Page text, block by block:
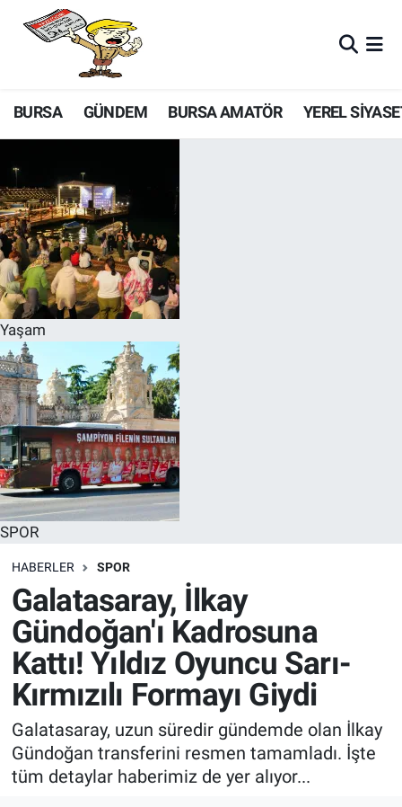
BURSA GÜNDEM BURSA AMATÖR YEREL
Yaşam
SPOR
HABERLER SPOR
Galatasaray, İlkay
Gündoğan'ı Kadrosuna
Kattı! Yıldız Oyuncu Sarı-
Kırmızılı Formayı Giydi
Galatasaray, uzun süredir gündemde olan İlkay
Gündoğan transferini resmen tamamladı. İşte
tüm detaylar haberimiz de yer alıyor...